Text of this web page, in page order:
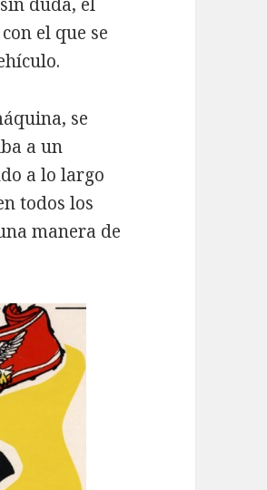
con el que se
se
a un
a lo largo
todos los
manera de